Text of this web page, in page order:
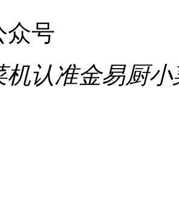
众号
机认准金易厨